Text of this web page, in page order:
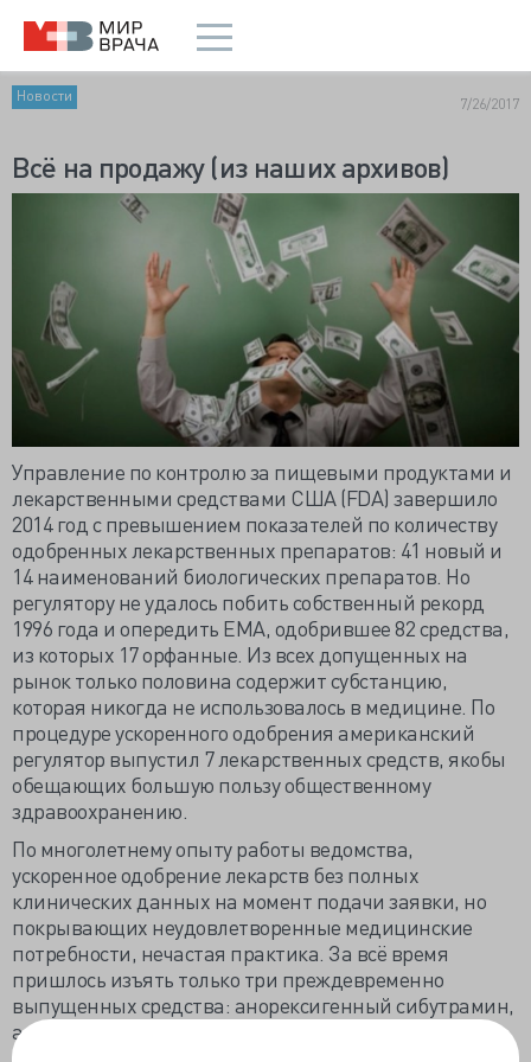
Новости 7/26/2017
Всё на продажу (из наших архивов)
Управление по контролю за пищевыми продуктами и
лекарственными средствами США (FDA) завершило
2014 год с превышением показателей по количеству
одобренных лекарственных препаратов: 41 новый и
14 наименований биологических препаратов. Но
регулятору не удалось побить собственный рекорд
1996 года и опередить EMA, одобрившее 82 средства,
из которых 17 орфанные. Из всех допущенных на
рынок только половина содержит субстанцию,
которая никогда не использовалось в медицине. По
процедуре ускоренного одобрения американский
регулятор выпустил 7 лекарственных средств, якобы
обещающих большую пользу общественному
здравоохранению.
По многолетнему опыту работы ведомства,
ускоренное одобрение лекарств без полных
клинических данных на момент подачи заявки, но
покрывающих неудовлетворенные медицинские
потребности, нечастая практика. За всё время
пришлось изъять только три преждевременно
выпущенных средства: анорексигенный сибутрамин,
анальгетики вальдекоксиб и рофекоксиб. Закон